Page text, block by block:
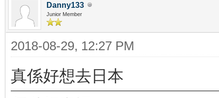
Danny133
Junior Member
2018-08-29, 12:27 PM
真係好想去日本